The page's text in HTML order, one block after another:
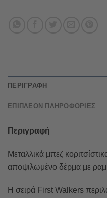
ΠΕΡΙΓΡΑΦΉ
ΕΠΙΠΛΈΟΝ ΠΛΗΡΟΦΟΡΊΕΣ
Περιγραφή
Μεταλλικά μπεζ
αποψιλωμένο δέρμα με
Η σειρά First Walkers